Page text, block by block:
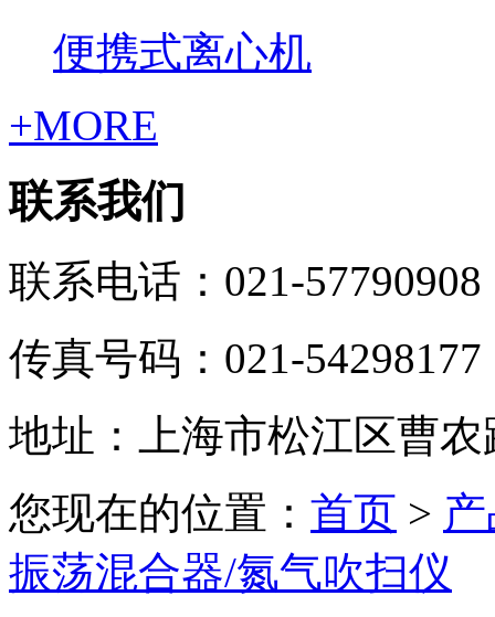
便携式离心机
+MORE
联系我们
联系电话：021-57790908
传真号码：021-54298177
地址：上海市松江区曹农
您现在的位置： 首页 >
振荡混合器/氮气吹扫仪